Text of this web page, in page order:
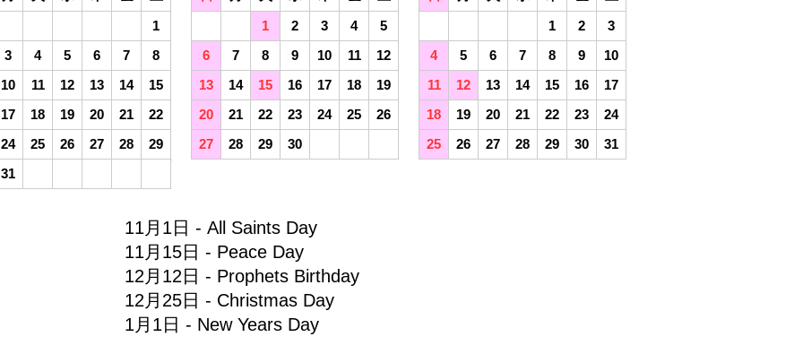
1
3 4 5 6 7
8
10 11 12 13 14
15
17 18 19 20 21
22
24 25 26 27 28
29
31
1
2 3 4
5
6
7 8 9 10 11
12
13
14 15 16 17 18
19
20
21 22 23 24 25
26
27
28 29 30
1
2
3
4
5 6 7 8 9
10
11
12 13 14 15 16
17
18
19 20 21 22 23
24
25
26 27 28 29 30 31
11月1日 - All Saints Day
11月15日 - Peace Day
12月12日 - Prophets Birthday
12月25日 - Christmas Day
1月1日 - New Years Day